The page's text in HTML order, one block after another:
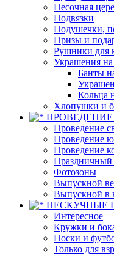
Песочная
Подвязки
Подушечки,
Призы и
Рушники для
Украшения на
Банты
Кольца
Хлопушки и
Проведение
Проведение
Проведение
Праздничный
Фотозоны
Выпускной
Выпускной в
НЕСКУЧНЫЕ
Интересное
Кружки и
Носки и
Только для